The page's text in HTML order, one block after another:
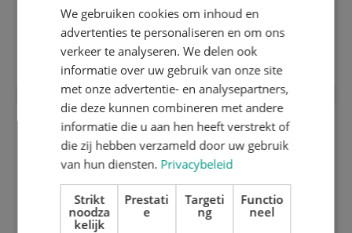
1,35 mm harde geslepen inox stansplaat
(HRC 50) 2100.01
We gebruiken cookies om inhoud en
advertenties te personaliseren en om ons
verkeer te analyseren. We delen ook
informatie over uw gebruik van onze site
met onze advertentie- en analysepartners,
die deze kunnen combineren met andere
informatie die u aan hen heeft verstrekt of
die zij hebben verzameld door uw gebruik
van hun diensten. Privacybeleid
Strikt
noodza
kelijk
Prestati
e
Targeti
ng
Functio
neel